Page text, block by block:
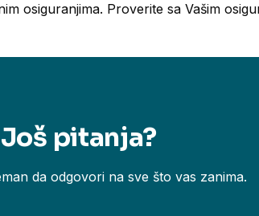
osiguranjima. Proverite sa Vašim
Još pitanja?
da odgovori na sve što vas zanima.